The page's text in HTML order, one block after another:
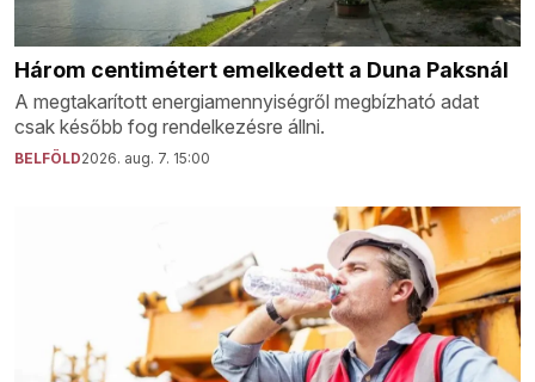
Három centimétert emelkedett a Duna Paksnál
A megtakarított energiamennyiségről megbízható adat
csak később fog rendelkezésre állni.
BELFÖLD2026. aug. 7. 15:00